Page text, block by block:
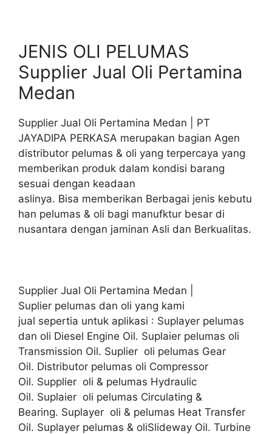
JENIS OLI PELUMAS
Supplier Jual Oli Pertamina
Medan
Supplier Jual Oli Pertamina Medan | PT
JAYADIPA PERKASA merupakan bagian Agen
distributor pelumas & oli yang terpercaya yang
memberikan produk dalam kondisi barang
sesuai dengan keadaan
aslinya. Bisa memberikan Berbagai jenis kebutu
han pelumas & oli bagi manufktur besar di
nusantara dengan jaminan Asli dan Berkualitas.
Supplier Jual Oli Pertamina Medan |
Suplier pelumas dan oli yang kami
jual sepertia untuk aplikasi : Suplayer pelumas
dan oli Diesel Engine Oil. Suplaier pelumas oli
Transmission Oil. Suplier oli pelumas Gear
Oil. Distributor pelumas oli Compressor
Oil. Supplier oli & pelumas Hydraulic
Oil. Suplaier oli pelumas Circulating &
Bearing. Suplayer oli & pelumas Heat Transfer
Oil. Suplayer pelumas & oliSlideway Oil. Turbine